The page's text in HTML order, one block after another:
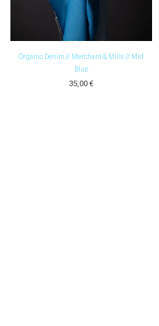
Organic Denim // Merchant & Mills // Mid
Blue
35,00 €